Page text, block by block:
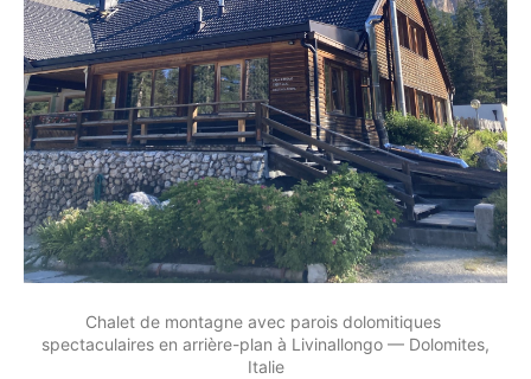
Chalet de montagne avec parois dolomitiques
spectaculaires en arrière-plan à Livinallongo — Dolomites,
Italie